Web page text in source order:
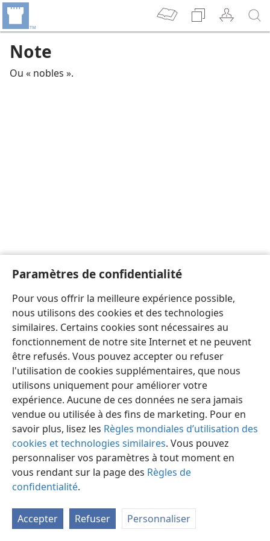
Paramètres de confidentialité
Pour vous offrir la meilleure expérience possible,
nous utilisons des cookies et des technologies
similaires. Certains cookies sont nécessaires au
fonctionnement de notre site Internet et ne peuvent
être refusés. Vous pouvez accepter ou refuser
l'utilisation de cookies supplémentaires, que nous
utilisons uniquement pour améliorer votre
expérience. Aucune de ces données ne sera jamais
vendue ou utilisée à des fins de marketing. Pour en
savoir plus, lisez les Règles mondiales d’utilisation des
cookies et technologies similaires. Vous pouvez
personnaliser vos paramètres à tout moment en
vous rendant sur la page des Règles de
confidentialité.
Accepter Refuser Personnaliser
Note
Ou « nobles ».
Préférences
Copyright© 2026 Watch Tower Bible and Tract Society of Pennsylvania
Conditions d’utilisation
Règles de confidentialité
Paramètres de confidentialité
JW.ORG Se connecter